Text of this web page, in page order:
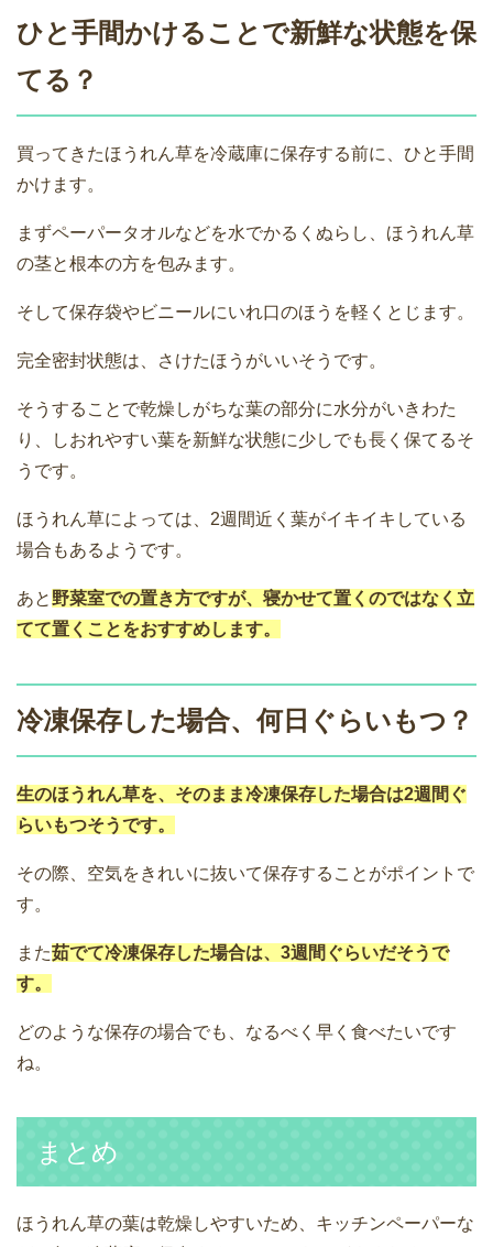
ひと手間かけることで新鮮な状態を保
てる？
買ってきたほうれん草を冷蔵庫に保存する前に、ひと手間
かけます。
まずペーパータオルなどを水でかるくぬらし、ほうれん草
の茎と根本の方を包みます。
そして保存袋やビニールにいれ口のほうを軽くとじます。
完全密封状態は、さけたほうがいいそうです。
そうすることで乾燥しがちな葉の部分に水分がいきわた
り、しおれやすい葉を新鮮な状態に少しでも長く保てるそ
うです。
ほうれん草によっては、2週間近く葉がイキイキしている
場合もあるようです。
あと 野菜室での置き方ですが、寝かせて置くのではなく立
てて置くことをおすすめします。
冷凍保存した場合、何日ぐらいもつ？
生のほうれん草を、そのまま冷凍保存した場合は2週間ぐ
らいもつそうです。
その際、空気をきれいに抜いて保存することがポイントで
す。
また茹でて冷凍保存した場合は、3週間ぐらいだそうで
す。
どのような保存の場合でも、なるべく早く食べたいです
ね。
まとめ
ほうれん草の葉は乾燥しやすいため、キッチンペーパーな